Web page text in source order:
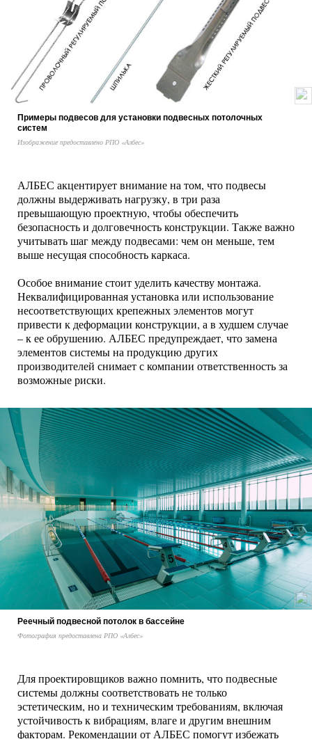
Примеры подвесов для установки подвесных потолочных
систем
Изображение предоставлено РПО «Албес»
АЛБЕС акцентирует внимание на том, что подвесы
должны выдерживать нагрузку, в три раза
превышающую проектную, чтобы обеспечить
безопасность и долговечность конструкции. Также важно
учитывать шаг между подвесами: чем он меньше, тем
выше несущая способность каркаса.
Особое внимание стоит уделить качеству монтажа.
Неквалифицированная установка или использование
несоответствующих крепежных элементов могут
привести к деформации конструкции, а в худшем случае
– к ее обрушению. АЛБЕС предупреждает, что замена
элементов системы на продукцию других
производителей снимает с компании ответственность за
возможные риски.
Реечный подвесной потолок в бассейне
Фотография предоставлена РПО «Албес»
Для проектировщиков важно помнить, что подвесные
системы должны соответствовать не только
эстетическим, но и техническим требованиям, включая
устойчивость к вибрациям, влаге и другим внешним
факторам. Рекомендации от АЛБЕС помогут избежать